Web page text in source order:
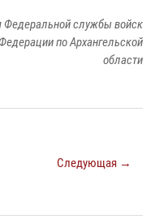
Федеральной службы войск
по Архангельской
области
Следующая →